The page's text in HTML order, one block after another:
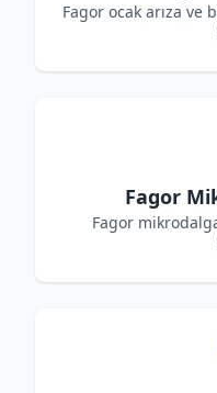
Fagor ocak arıza ve
Fagor
Fagor